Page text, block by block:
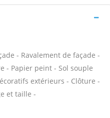
- Ravalement de façade -
- Papier peint - Sol souple
extérieurs - Clôture -
et taille -